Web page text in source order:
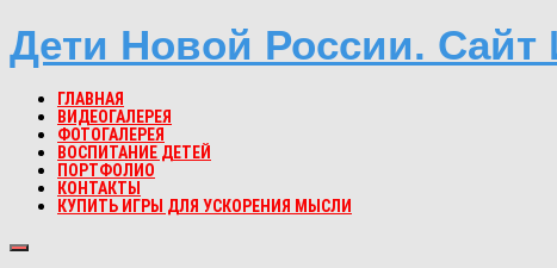
Дети Новой России. Сайт
ГЛАВНАЯ
ВИДЕОГАЛЕРЕЯ
ФОТОГАЛЕРЕЯ
ВОСПИТАНИЕ ДЕТЕЙ
ПОРТФОЛИО
КОНТАКТЫ
КУПИТЬ ИГРЫ ДЛЯ УСКОРЕНИЯ МЫСЛИ